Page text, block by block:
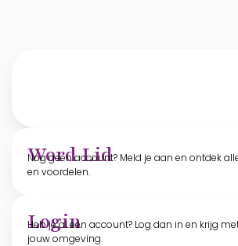
Word Lid
Nog geen account? Meld je aan en ontdek
en voordelen.
Login
Heb je al een account? Log dan in en krijg
jouw omgeving.